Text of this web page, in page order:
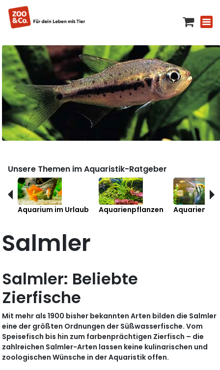
Unsere Themen im Aquaristik-Ratgeber
Aquarium im Urlaub Aquarienpflanzen
Salmler
Salmler: Beliebte
Zierfische
Mit mehr als 1900 bisher bekannten Arten bilden die Salmler
eine der größten Ordnungen der Süßwasserfische. Vom
Speisefisch bis hin zum farbenprächtigen Zierfisch – die
zahlreichen Salmler-Arten lassen keine kulinarischen und
zoologischen Wünsche in der Aquaristik offen.